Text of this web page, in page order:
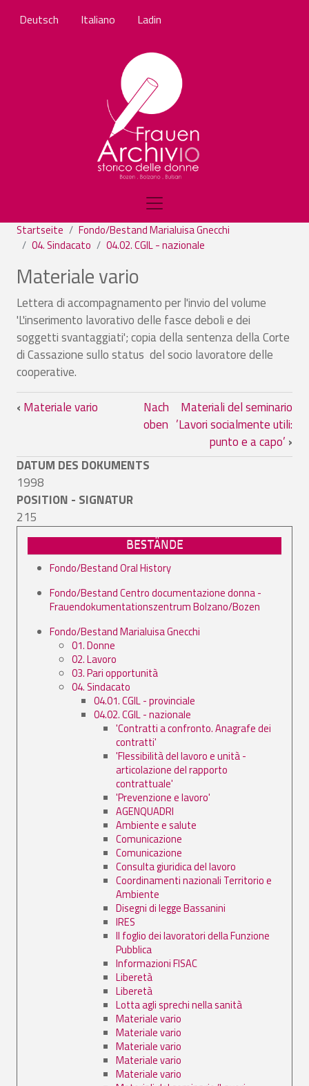
Deutsch Italiano Ladin
Startseite
Fondo/Bestand Marialuisa Gnecchi
04. Sindacato
04.02. CGIL - nazionale
Materiale vario
Lettera di accompagnamento per l'invio del volume
'L'inserimento lavorativo delle fasce deboli e dei
soggetti svantaggiati'; copia della sentenza della Corte
di Cassazione sullo status del socio lavoratore delle
cooperative.
Links für das Blättern im Buch
‹ Materiale vario
Nach
oben
Materiali del seminario
’Lavori socialmente utili:
punto e a capo’ ›
DATUM DES DOKUMENTS
1998
POSITION - SIGNATUR
215
BESTÄNDE
Fondo/Bestand Oral History
Fondo/Bestand Centro documentazione donna -
Frauendokumentationszentrum Bolzano/Bozen
Fondo/Bestand Marialuisa Gnecchi
01. Donne
02. Lavoro
03. Pari opportunità
04. Sindacato
04.01. CGIL - provinciale
04.02. CGIL - nazionale
'Contratti a confronto. Anagrafe dei
contratti'
'Flessibilità del lavoro e unità -
articolazione del rapporto
contrattuale'
'Prevenzione e lavoro'
AGENQUADRI
Ambiente e salute
Comunicazione
Comunicazione
Consulta giuridica del lavoro
Coordinamenti nazionali Territorio e
Ambiente
Disegni di legge Bassanini
IRES
Il foglio dei lavoratori della Funzione
Pubblica
Informazioni FISAC
Liberetà
Liberetà
Lotta agli sprechi nella sanità
Materiale vario
Materiale vario
Materiale vario
Materiale vario
Materiale vario